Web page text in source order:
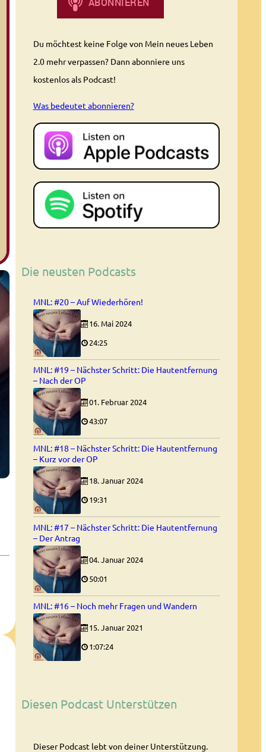
Du möchtest keine Folge von Mein neues Leben
2.0 mehr verpassen? Dann abonniere uns
kostenlos als Podcast!
Was bedeutet abonnieren?
Die neusten Podcasts
MNL: #20 – Auf Wiederhören!
16. Mai 2024
24:25
MNL: #19 – Nächster Schritt: Die Hautentfernung
– Nach der OP
01. Februar 2024
43:07
MNL: #18 – Nächster Schritt: Die Hautentfernung
– Kurz vor der OP
18. Januar 2024
19:31
MNL: #17 – Nächster Schritt: Die Hautentfernung
– Der Antrag
04. Januar 2024
50:01
MNL: #16 – Noch mehr Fragen und Wandern
15. Januar 2021
1:07:24
Diesen Podcast Unterstützen
Dieser Podcast lebt von deiner Unterstützung.